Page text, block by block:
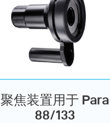
聚焦装置用于 Para
88/133